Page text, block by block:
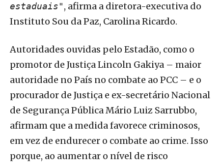
estaduais", afirma a diretora-executiva do
Instituto Sou da Paz, Carolina Ricardo.
Autoridades ouvidas pelo Estadão, como o
promotor de Justiça Lincoln Gakiya – maior
autoridade no País no combate ao PCC – e o
procurador de Justiça e ex-secretário Nacional
de Segurança Pública Mário Luiz Sarrubbo,
afirmam que a medida favorece criminosos,
em vez de endurecer o combate ao crime. Isso
porque, ao aumentar o nível de risco